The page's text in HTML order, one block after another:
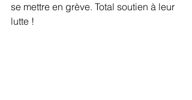
se mettre en grève. Total soutien à leur
lutte !